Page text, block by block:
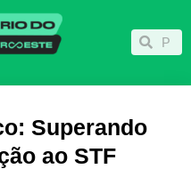
Pesquisar
Superando
ao STF